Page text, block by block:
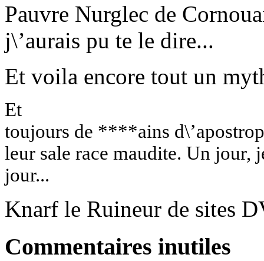
Pauvre Nurglec de
j\’aurais pu te le dire...
Et voila encore tout un
Et
toujours de ****ains
leur sale race maudite. Un jour,
jour...
Knarf le Ruineur de sites
Commentaires inutiles